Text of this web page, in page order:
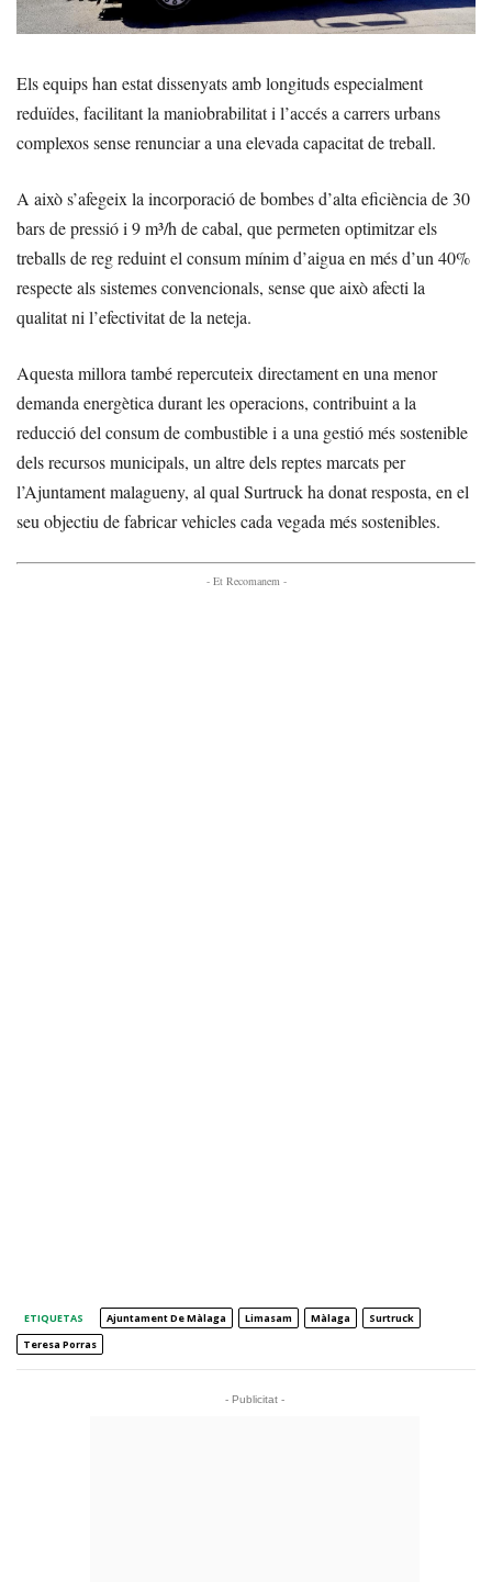
Els equips han estat dissenyats amb longituds especialment
reduïdes, facilitant la maniobrabilitat i l’accés a carrers urbans
complexos sense renunciar a una elevada capacitat de treball.
A això s’afegeix la incorporació de bombes d’alta eficiència de 30
bars de pressió i 9 m³/h de cabal, que permeten optimitzar els
treballs de reg reduint el consum mínim d’aigua en més d’un 40%
respecte als sistemes convencionals, sense que això afecti la
qualitat ni l’efectivitat de la neteja.
Aquesta millora també repercuteix directament en una menor
demanda energètica durant les operacions, contribuint a la
reducció del consum de combustible i a una gestió més sostenible
dels recursos municipals, un altre dels reptes marcats per
l’Ajuntament malagueny, al qual Surtruck ha donat resposta, en el
seu objectiu de fabricar vehicles cada vegada més sostenibles.
- Et Recomanem -
ETIQUETAS Ajuntament De Màlaga Limasam Màlaga
Surtruck
Teresa Porras
- Publicitat -